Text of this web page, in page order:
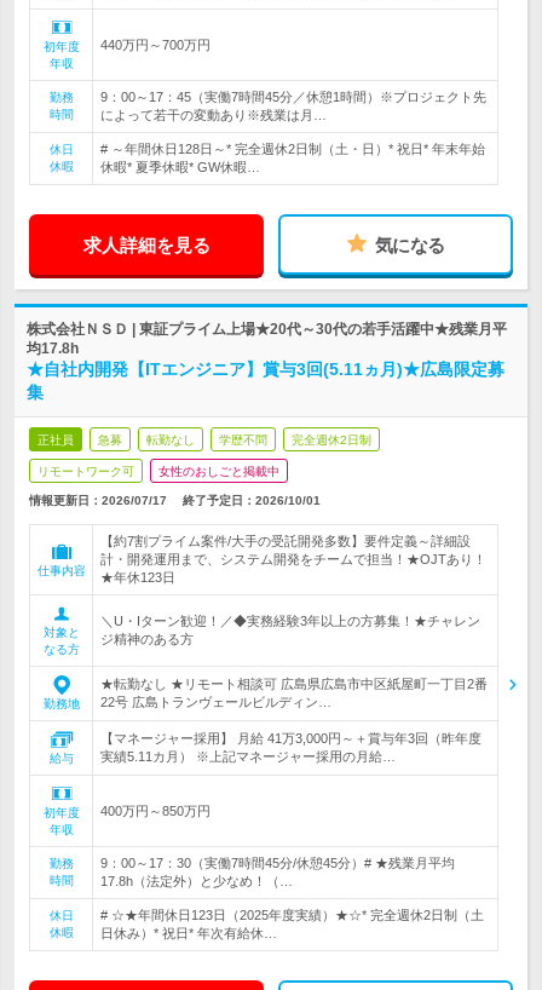
初年度
年収
440万円～700万円
勤務
時間
9：00～17：45（実働7時間45分／休憩1時間）※プロジェクト先
によって若干の変動あり※残業は月…
休日
休暇
# ～年間休日128日～* 完全週休2日制（土・日）* 祝日* 年末年始
休暇* 夏季休暇* GW休暇…
求人詳細を見る 気になる
株式会社ＮＳＤ | 東証プライム上場★20代～30代の若手活躍中★残業月平
均17.8h
★自社内開発【ITエンジニア】賞与3回(5.11ヵ月)★広島限定募
集
正社員 急募 転勤なし 学歴不問 完全週休2日制
リモートワーク可 女性のおしごと掲載中
情報更新日：2026/07/17 終了予定日： 2026/10/01
仕事内容
【約7割プライム案件/大手の受託開発多数】要件定義～詳細設
計・開発運用まで、システム開発をチームで担当！★OJTあり！
★年休123日
対象と
なる方
＼U・Iターン歓迎！／◆実務経験3年以上の方募集！★チャレン
ジ精神のある方
勤務地
★転勤なし ★リモート相談可 広島県広島市中区紙屋町一丁目2番
22号 広島トランヴェールビルディン…
給与
【マネージャー採用】 月給 41万3,000円～＋賞与年3回（昨年度
実績5.11カ月） ※上記マネージャー採用の月給…
初年度
年収
400万円～850万円
勤務
時間
9：00～17：30（実働7時間45分/休憩45分）# ★残業月平均
17.8h（法定外）と少なめ！（…
休日
休暇
# ☆★年間休日123日（2025年度実績）★☆* 完全週休2日制（土
日休み）* 祝日* 年次有給休…